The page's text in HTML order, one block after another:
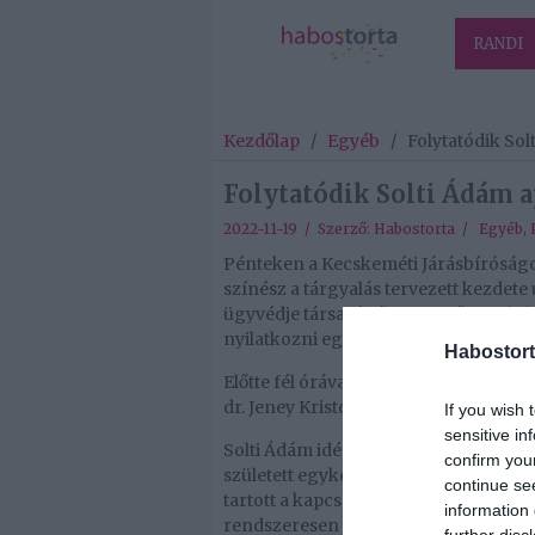
If you wish
sensitive
confirm
continue
information
RANDI
Kezdőlap / Egyéb / Folytatódik
Folytatódik Solti Ádám
2022-11-19 / Szerző: Habostorta / Egyéb,
Pénteken a Kecskeméti
színész a tárgyalás tervezett
ügyvédje társaságában. Sietősen,
nyilatkozni egyelőre nem akart.
Előtte fél órával érkezett meg
dr. Jeney Kristóf.
Solti Ádám idén májusban jelentette
született egykori szeretőjétől. Az ügy
tartott a kapcsolata, mint jelenlegi
rendszeresen megcsalt a titokzatos